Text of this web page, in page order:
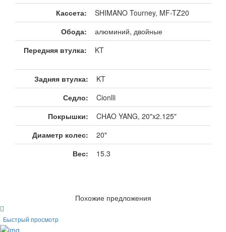
Кассета:
SHIMANO Tourney, MF-TZ20
Обода:
алюминий, двойные
Передняя втулка:
KT
Задняя втулка:
KT
Седло:
Cionlli
Покрышки:
CHAO YANG, 20"x2.125"
Диаметр колес:
20"
Вес:
15.3
Похожие предложения
Быстрый просмотр